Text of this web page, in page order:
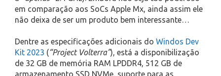
em comparação aos SoCs Apple Mx, ainda assim ele
não deixa de ser um produto bem interessante…
Dentre as especificações adicionais do Windos Dev
Kit 2023 (“Project Volterra”), está a disponibilização
de 32 GB de memória RAM LPDDR4, 512 GB de
armazenamento SSD NVMe, suporte para as